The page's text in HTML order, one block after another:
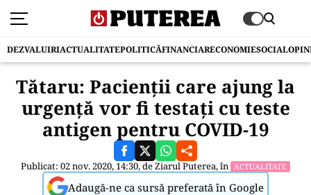
DEZVALUIRIACTUALITATEPOLITICĂFINANCIARECONOMIESOCIAL
Tătaru: Pacienții care ajung la
urgență vor fi testați cu teste
antigen pentru COVID-19
Publicat: 02 nov. 2020, 14:30, deZiarul Puterea, în ACTUALITATE
Adaugă-ne ca sursă preferată în Google